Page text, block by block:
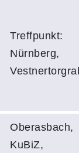
Treffpunkt:
Nürnberg,
Oberasbach,
KuBiZ,